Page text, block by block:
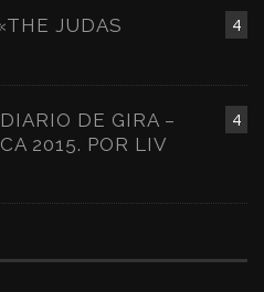
4
JUDAS
4
DE GIRA –
2015. POR LIV